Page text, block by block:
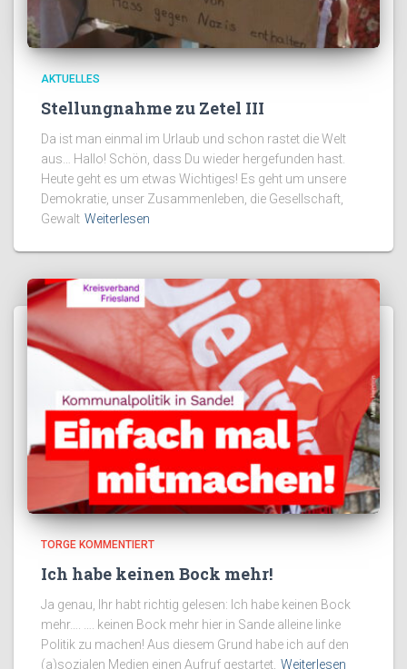
AKTUELLES
Stellungnahme zu Zetel III
Da ist man einmal im Urlaub und schon rastet die Welt
aus… Hallo! Schön, dass Du wieder hergefunden hast.
Heute geht es um etwas Wichtiges! Es geht um unsere
Demokratie, unser Zusammenleben, die Gesellschaft,
Gewalt Weiterlesen
TORGE KOMMENTIERT
Ich habe keinen Bock mehr!
Ja genau, Ihr habt richtig gelesen: Ich habe keinen Bock
mehr…. …. keinen Bock mehr hier in Sande alleine linke
Politik zu machen! Aus diesem Grund habe ich auf den
(a)sozialen Medien einen Aufruf gestartet, Weiterlesen